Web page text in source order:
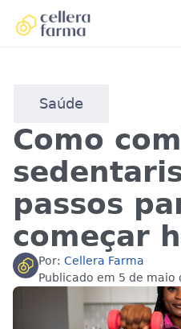
Saúde
Como
passos
começar
Por: Cellera Farma
Publicado em 5 de maio